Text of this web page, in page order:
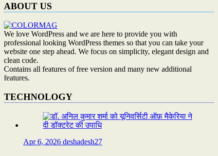
ABOUT US
We love WordPress and we are here to provide you with
professional looking WordPress themes so that you can take your
website one step ahead. We focus on simplicity, elegant design and
clean code.
Contains all features of free version and many new additional
features.
TECHNOLOGY
Apr 6, 2026 deshadesh27